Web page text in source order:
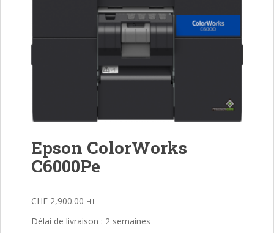
Epson ColorWorks
C6000Pe
CHF 2,900.00 HT
Délai de livraison : 2 semaines